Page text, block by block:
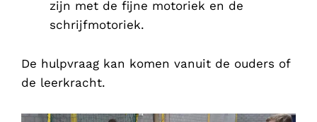
zijn met de fijne motoriek en de
schrijfmotoriek.
De hulpvraag kan komen vanuit de ouders of
de leerkracht.